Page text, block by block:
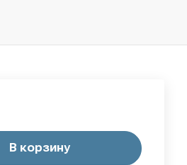
В корзину